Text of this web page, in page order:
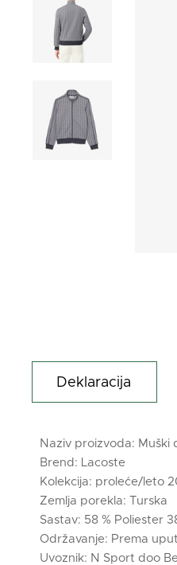
Deklaracija
Naziv proizvoda: Muški
Brend: Lacoste
Kolekcija: proleće/leto
Zemlja porekla: Turska
Sastav: 58 % Poliester
Održavanje: Prema
Uvoznik: N Sport doo